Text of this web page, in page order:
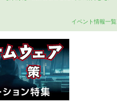
イベント情報一覧